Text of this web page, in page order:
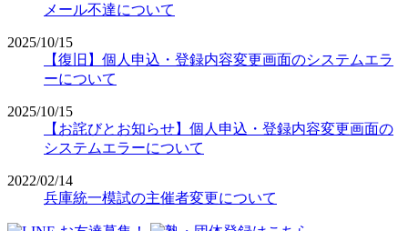
メール不達について
2025/10/15
【復旧】個人申込・登録内容変更画面のシステムエラ
ーについて
2025/10/15
【お詫びとお知らせ】個人申込・登録内容変更画面の
システムエラーについて
2022/02/14
兵庫統一模試の主催者変更について